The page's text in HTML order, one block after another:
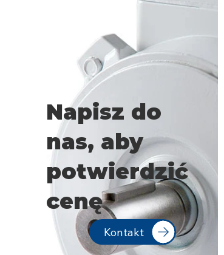
Napisz do
nas, aby
potwierdzić
cenę
Kontakt